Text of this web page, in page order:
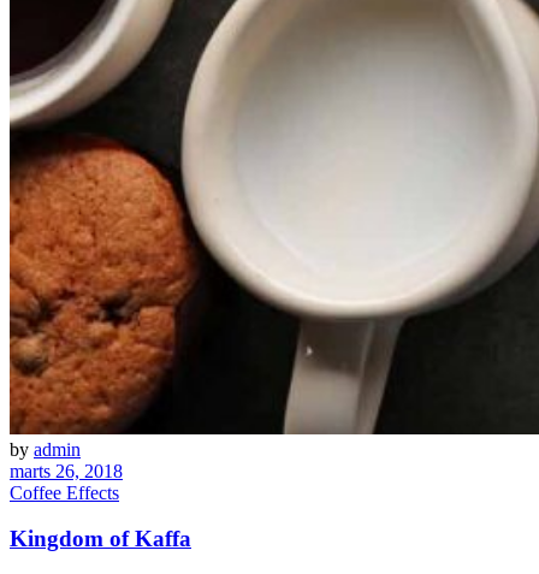
by admin
marts 26, 2018
Coffee Effects
Kingdom of Kaffa